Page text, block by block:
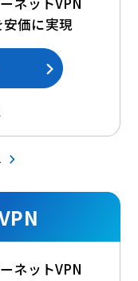
安価に実現
ネットVPN